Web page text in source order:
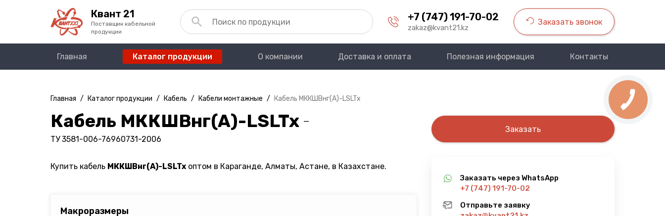
Квант 21
Поставщик кабельной
продукции
+7 (747) 191-70-02
zakaz@kvant21.kz
Заказать звонок
Главная Каталог продукции О компании Доставка и оплата Полезная информация Контакты
Главная / Каталог продукции / Кабель / Кабели монтажные / Кабель МККШВнг(A)-LSLTx
Кабель МККШВнг(A)-LSLTx —
ТУ 3581-006-76960731-2006
Купить кабель МККШВнг(A)-LSLTx оптом в Караганде, Алматы, Астане, в Казахстане.
Макроразмеры
Заказать
Заказать через WhatsApp
+7 (747) 191-70-02
Отправьте заявку